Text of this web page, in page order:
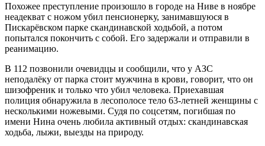
Похожее преступление произошло в городе на Ниве в ноябре
неадекват с ножом убил пенсионерку, занимавшуюся в
Пискарёвском парке скандинавской ходьбой, а потом
попытался покончить с собой. Его задержали и отправили в
реанимацию.
В 112 позвонили очевидцы и сообщили, что у АЗС
неподалёку от парка стоит мужчина в крови, говорит, что он
шизофреник и только что убил человека. Приехавшая
полиция обнаружила в лесополосе тело 63-летней женщины с
несколькими ножевыми. Судя по соцсетям, погибшая по
имени Нина очень любила активный отдых: скандинавская
ходьба, лыжи, выезды на природу.